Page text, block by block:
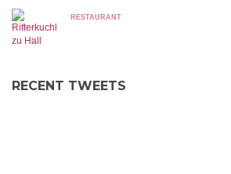
RESTAURANT
RECENT TWEETS